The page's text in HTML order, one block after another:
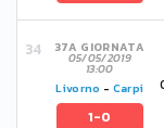
37A GIORNATA
05/05/2019
13:00
Livorno - Carpi
1-0